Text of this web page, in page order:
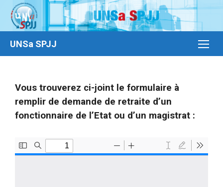
UNSa SPJJ
Vous trouverez ci-joint le formulaire à
remplir de demande de retraite d’un
fonctionnaire de l’Etat ou d’un magistrat :